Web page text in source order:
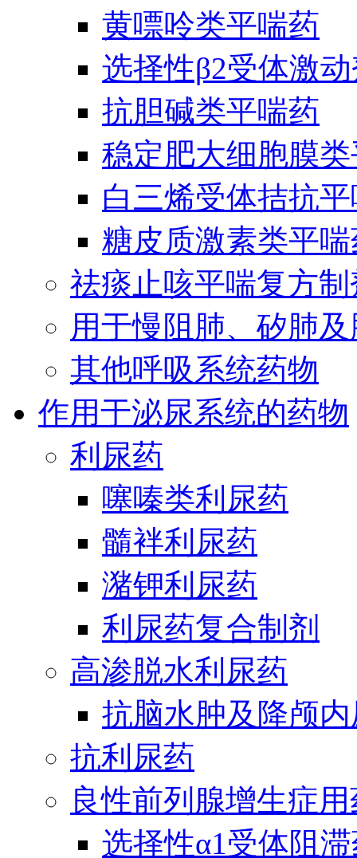
黄嘌呤类平喘药
选择性β2受体激
抗胆碱类平喘药
稳定肥大细胞膜
白三烯受体拮抗
糖皮质激素类平
祛痰止咳平喘复方制
用于慢阻肺、矽肺
其他呼吸系统药物
作用于泌尿系统的药物
利尿药
噻嗪类利尿药
髓袢利尿药
潴钾利尿药
利尿药复合制剂
高渗脱水利尿药
抗脑水肿及降颅
抗利尿药
良性前列腺增生症
选择性α1受体阻